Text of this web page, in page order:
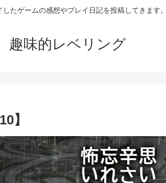
したゲームの感想やプレイ日記を投稿してきます。
趣味的レベリング
】